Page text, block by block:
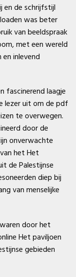
en de schrijfstijl
was beter
van beeldspraak
met een wereld
inlevend
fascinerend laagje
lezer uit om de pdf
te overwegen.
door de
onverwachte
het Het
de Palestijnse
diep bij
van menselijke
door het
Het paviljoen
gebieden